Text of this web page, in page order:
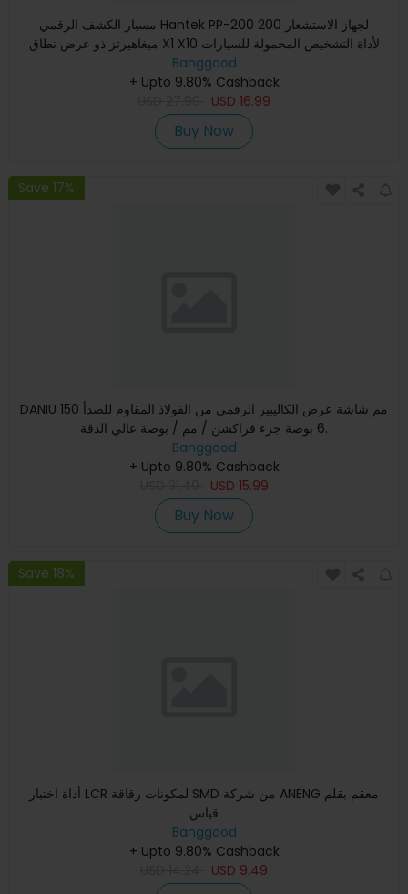
مسبار الكشف الرقمي Hantek PP-200 لجهاز الاستشعار 200
ميغاهيرتز ذو عرض نطاق X1 X10 لأداة التشخيص المحمولة للسيارات
جهاز ا
Banggood
+ Upto 9.80% Cashback
USD 16.99
Buy Now
Save 17%
DANIU 150 مم شاشة عرض الكاليبير الرقمي من الفولاذ المقاوم للصدأ
6 بوصة جزء فراكشن / مم / بوصة عالي الدقة.
Banggood
+ Upto 9.80% Cashback
USD 15.99
Buy Now
Save 18%
أداة اختبار LCR لمكونات رقاقة SMD من شركة ANENG معقم بقلم
قياس
Banggood
+ Upto 9.80% Cashback
USD 9.49